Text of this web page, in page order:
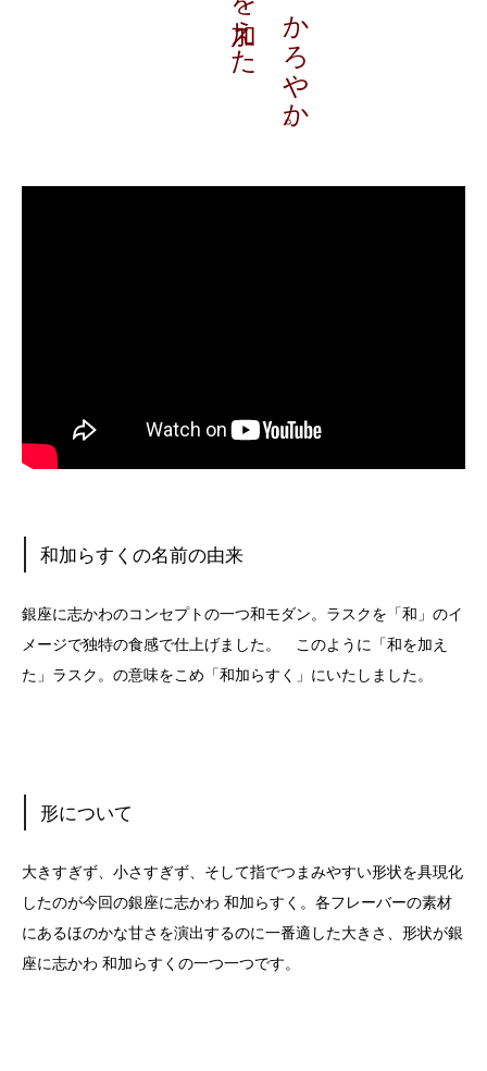
和加らすくの名前の由来
銀座に志かわのコンセプトの一つ和モダン。ラスクを「和」のイ
メージで独特の食感で仕上げました。 このように「和を加え
た」ラスク。の意味をこめ「和加らすく」にいたしました。
形について
大きすぎず、小さすぎず、そして指でつまみやすい形状を具現化
したのが今回の銀座に志かわ 和加らすく。各フレーバーの素材
にあるほのかな甘さを演出するのに一番適した大きさ、形状が銀
座に志かわ 和加らすくの一つ一つです。